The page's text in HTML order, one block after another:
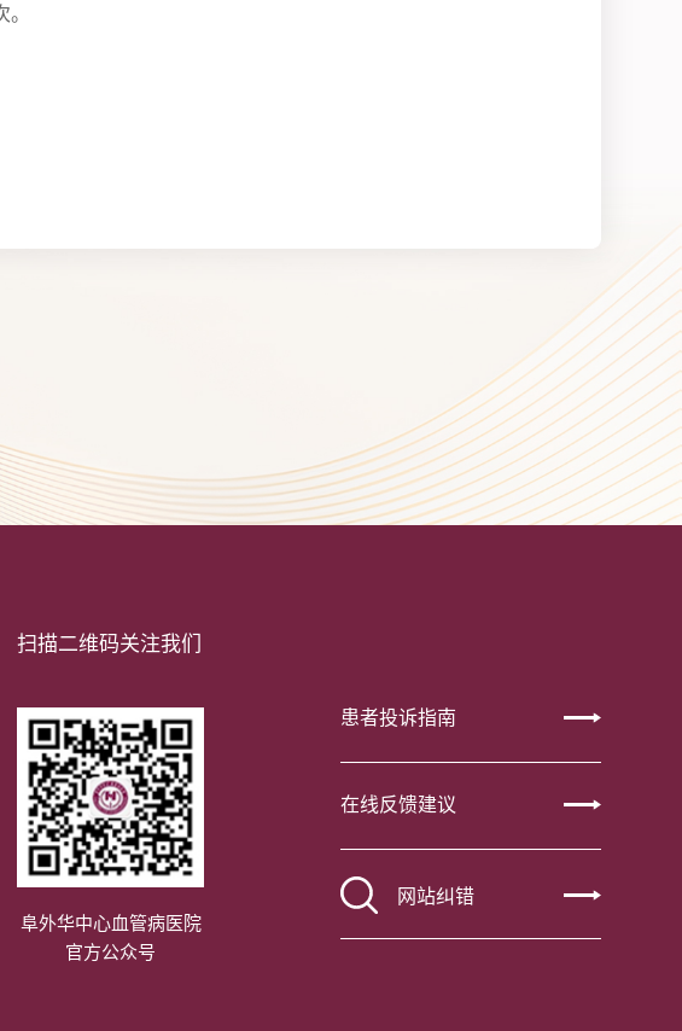
扫描二维码关注我们
阜外华中心血管病医院
官方公众号
患者投诉指南
在线反馈建议
网站纠错